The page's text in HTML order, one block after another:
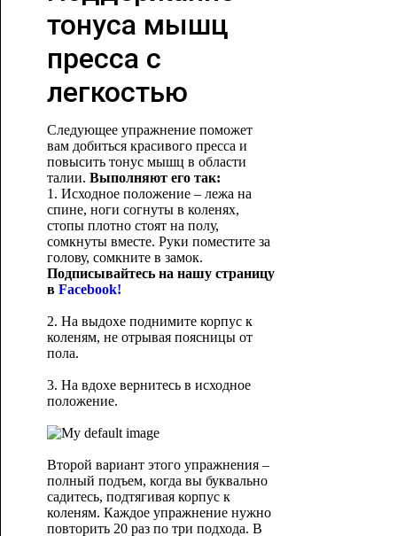
тонуса мышц
пресса с
легкостью
Следующее упражнение поможет
вам добиться красивого пресса и
повысить тонус мышц в области
талии. Выполняют его так:
1. Исходное положение – лежа на
спине, ноги согнуты в коленях,
стопы плотно стоят на полу,
сомкнуты вместе. Руки поместите за
голову, сомкните в замок.
Подписывайтесь на нашу страницу
в Facebook!
2. На выдохе поднимите корпус к
коленям, не отрывая поясницы от
пола.
3. На вдохе вернитесь в исходное
положение.
Второй вариант этого упражнения –
полный подъем, когда вы буквально
садитесь, подтягивая корпус к
коленям. Каждое упражнение нужно
повторить 20 раз по три подхода. В